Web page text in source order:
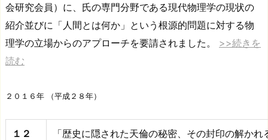
会研究会員）に、氏の専門分野である現代物理学の現状の
紹介並びに「人間とは何か」という根源的問題に対する物
理学の立場からのアプローチを要請されました。 >>続きを
読む
２０１６年 （平成２８年）
１２
「歴史に隠された天倫の秘密、その封印の解かれ